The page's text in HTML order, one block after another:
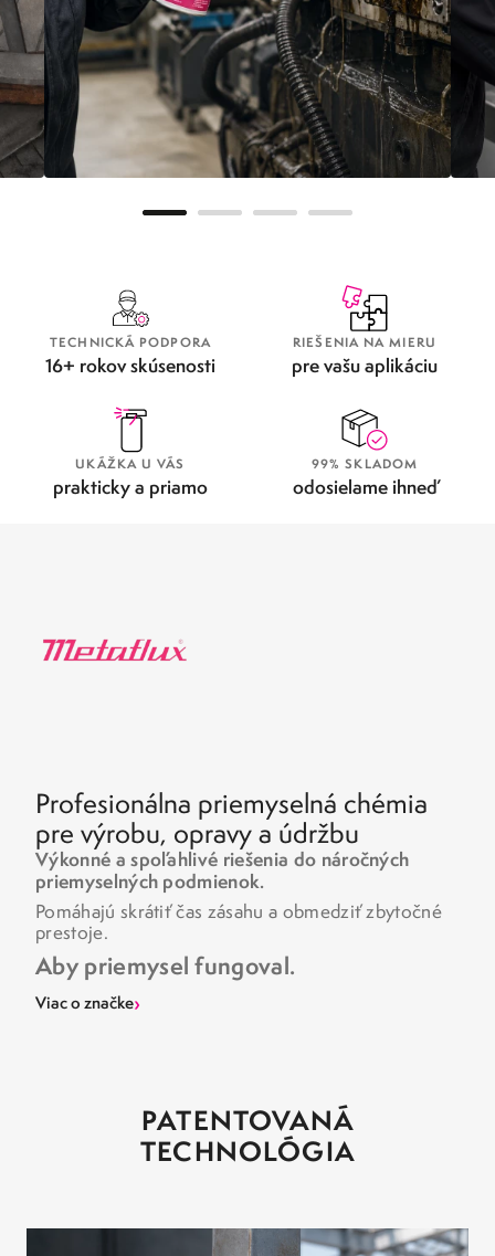
TECHNICKÁ PODPORA
16+ rokov skúsenosti
RIEŠENIA NA MIERU
pre vašu aplikáciu
UKÁŽKA U VÁS
prakticky a priamo
99% SKLADOM
odosielame ihneď
PATENTOVANÁ
TECHNOLÓGIA
Profesionálna priemyselná chémia
pre výrobu, opravy a údržbu
Výkonné a spoľahlivé riešenia do náročných
priemyselných podmienok.
Pomáhajú skrátiť čas zásahu a obmedziť zbytočné
prestoje.
Aby priemysel fungoval.
Viac o značke›